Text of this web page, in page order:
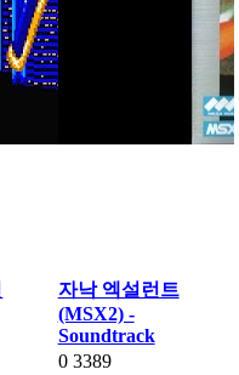
자낙 엑설런트
(MSX2) -
Soundtrack
0 3389